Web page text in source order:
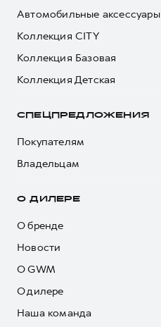
Автомобильные аксессуары
Коллекция CITY
Коллекция Базовая
Коллекция Детская
СПЕЦПРЕДЛОЖЕНИЯ
Покупателям
Владельцам
О ДИЛЕРЕ
О бренде
Новости
О GWM
О дилере
Наша команда